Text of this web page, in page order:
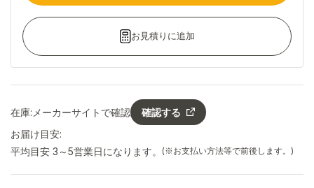
お見積りに追加
在庫: メーカーサイトで確認
確認する
お届け目安:
平均目安 3～5営業日になります。
(※お支払い方法等で前後します。)